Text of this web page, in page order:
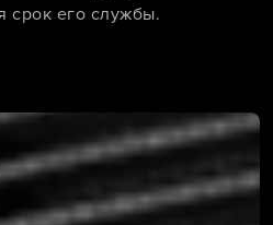
срок его службы.